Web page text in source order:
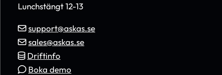
Lunchstängt 12-13
support@askas.se
sales@askas.se
Driftinfo
Boka demo